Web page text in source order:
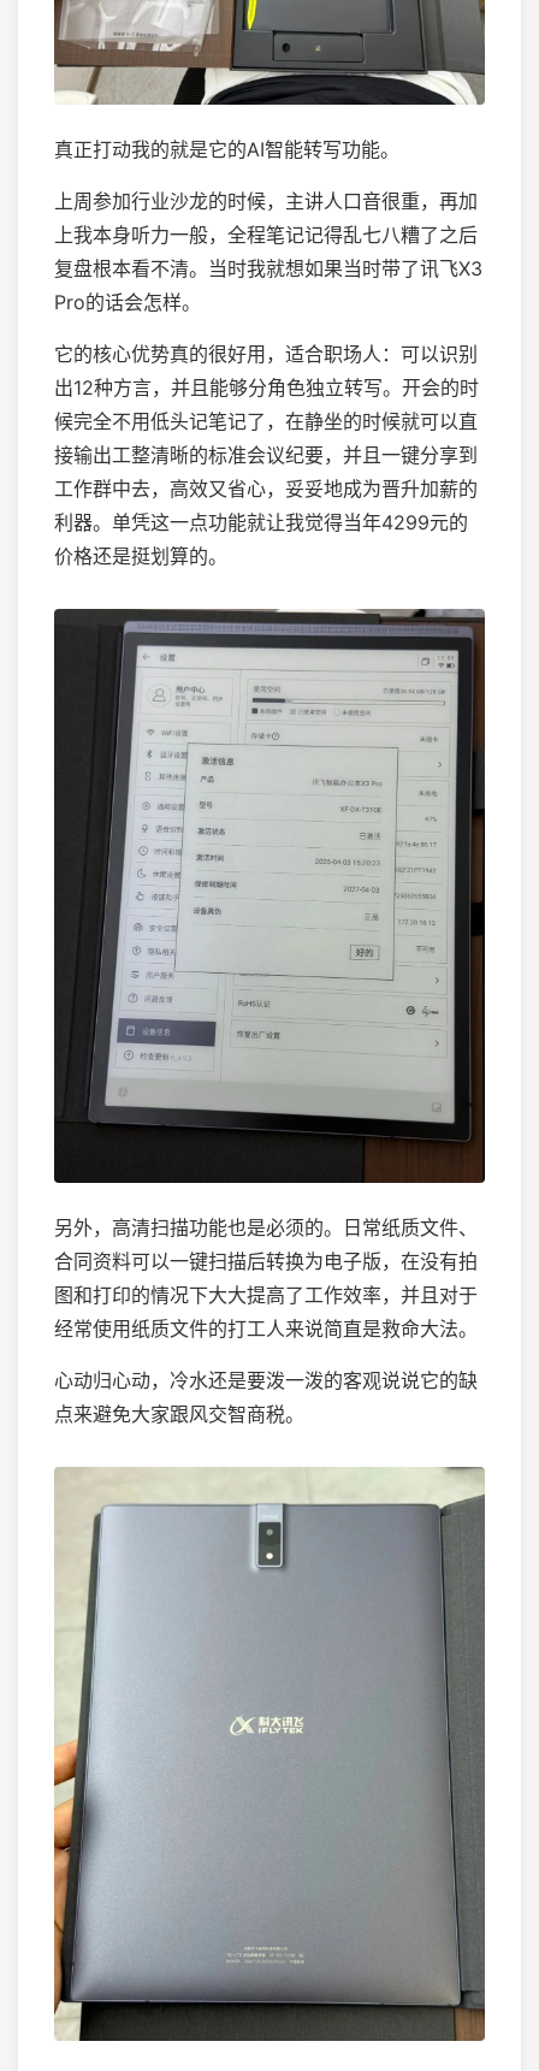
真正打动我的就是它的AI智能转写功能。
上周参加行业沙龙的时候，主讲人口音很重，再加
上我本身听力一般，全程笔记记得乱七八糟了之后
复盘根本看不清。当时我就想如果当时带了讯飞X3
Pro的话会怎样。
它的核心优势真的很好用，适合职场人：可以识别
出12种方言，并且能够分角色独立转写。开会的时
候完全不用低头记笔记了，在静坐的时候就可以直
接输出工整清晰的标准会议纪要，并且一键分享到
工作群中去，高效又省心，妥妥地成为晋升加薪的
利器。单凭这一点功能就让我觉得当年4299元的
价格还是挺划算的。
另外，高清扫描功能也是必须的。日常纸质文件、
合同资料可以一键扫描后转换为电子版，在没有拍
图和打印的情况下大大提高了工作效率，并且对于
经常使用纸质文件的打工人来说简直是救命大法。
心动归心动，冷水还是要泼一泼的客观说说它的缺
点来避免大家跟风交智商税。